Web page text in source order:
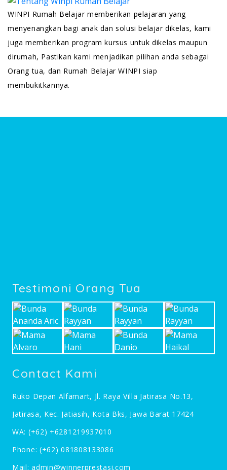
WINPI Rumah Belajar memberikan pelajaran yang
menyenangkan bagi anak dan solusi belajar dikelas, kami
juga memberikan program kursus untuk dikelas maupun
dirumah, Pastikan kami menjadikan pilihan anda sebagai
Orang tua, dan Rumah Belajar WINPI siap
membukitkannya.
Testimoni Orang Tua
Contact Kami
Ruko Depan Alfamart, Jl. Raya Villa Jatirasa No.13,
Jatirasa, Kec. Jatiasih, Kota Bks, Jawa Barat 17424
WA: (+62) +6281219937010
Phone: (+62) 081808133086
Mail:admin@winnerprestasi.com